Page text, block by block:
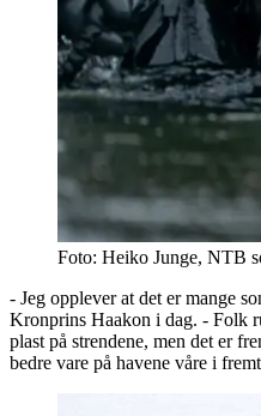
Foto: Heiko Junge, NTB
- Jeg opplever at det er mange
Kronprins Haakon i dag. - Folk
plast på strendene, men det er
bedre vare på havene våre i